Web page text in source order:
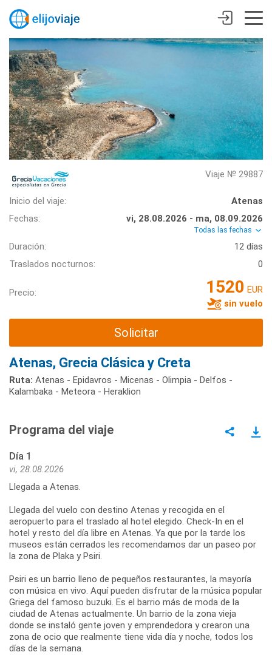
Viaje № 29887
Inicio del viaje:
Atenas
Fechas:
vi, 28.08.2026 - ma, 08.09.2026
Todas las fechas
Duración:
12 días
Traslados nocturnos:
0
Precio: 1520 EUR
sin vuelo
Solicitar
Atenas, Grecia Clásica y Creta
Ruta: Atenas - Epidavros - Micenas - Olimpia - Delfos -
Kalambaka - Meteora - Heraklion
Programa del viaje
Día 1
vi, 28.08.2026
Llegada a Atenas.
Llegada del vuelo con destino Atenas y recogida en el
aeropuerto para el traslado al hotel elegido. Check-In en el
hotel y resto del día libre en Atenas. Ya que por la tarde los
museos están cerrados les recomendamos dar un paseo por
la zona de Plaka y Psiri.
Psiri es un barrio lleno de pequeños restaurantes, la mayoría
con música en vivo. Aquí pueden disfrutar de la música popular
Griega del famoso buzuki. Es el barrio más de moda de la
ciudad de Atenas actualmente. Un barrio de la zona vieja
donde se instaló gente joven y emprendedora y crearon una
zona de ocio que realmente tiene vida día y noche, todos los
días de la semana.